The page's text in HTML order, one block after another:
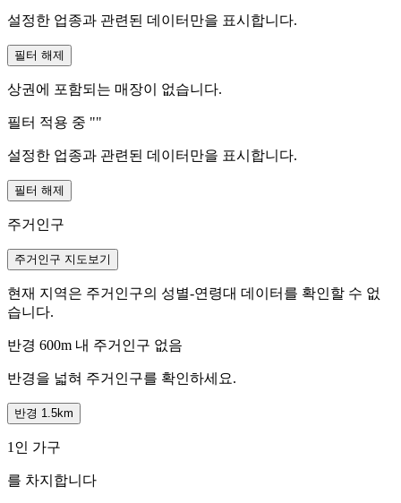
설정한 업종과 관련된 데이터만을 표시합니다.
필터 해제
상권에 포함되는 매장이 없습니다.
필터 적용 중 ""
설정한 업종과 관련된 데이터만을 표시합니다.
필터 해제
주거인구
주거인구 지도보기
현재 지역은 주거인구의 성별-연령대 데이터를 확인할 수 없
습니다.
반경 600m 내 주거인구 없음
반경을 넓혀 주거인구를 확인하세요.
반경 1.5km
1인 가구
를 차지합니다